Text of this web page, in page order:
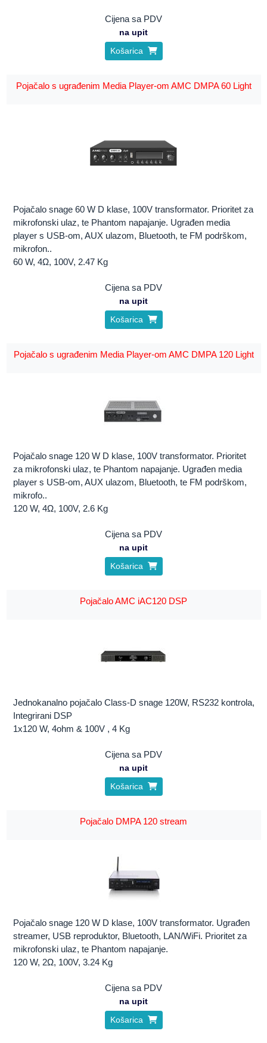
Cijena sa PDV
na upit
Košarica
Pojačalo s ugrađenim Media Player-om AMC DMPA 60 Light
Pojačalo snage 60 W D klase, 100V transformator. Prioritet za
mikrofonski ulaz, te Phantom napajanje. Ugrađen media
player s USB-om, AUX ulazom, Bluetooth, te FM podrškom,
mikrofon..
60 W, 4Ω, 100V, 2.47 Kg
Cijena sa PDV
na upit
Košarica
Pojačalo s ugrađenim Media Player-om AMC DMPA 120 Light
Pojačalo snage 120 W D klase, 100V transformator. Prioritet
za mikrofonski ulaz, te Phantom napajanje. Ugrađen media
player s USB-om, AUX ulazom, Bluetooth, te FM podrškom,
mikrofo..
120 W, 4Ω, 100V, 2.6 Kg
Cijena sa PDV
na upit
Košarica
Pojačalo AMC iAC120 DSP
Jednokanalno pojačalo Class-D snage 120W, RS232 kontrola,
Integrirani DSP
1x120 W, 4ohm & 100V , 4 Kg
Cijena sa PDV
na upit
Košarica
Pojačalo DMPA 120 stream
Pojačalo snage 120 W D klase, 100V transformator. Ugrađen
streamer, USB reproduktor, Bluetooth, LAN/WiFi. Prioritet za
mikrofonski ulaz, te Phantom napajanje.
120 W, 2Ω, 100V, 3.24 Kg
Cijena sa PDV
na upit
Košarica